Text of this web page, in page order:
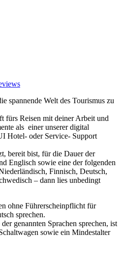
spannende Welt des Tourismus zu
fürs Reisen mit deiner Arbeit und
als einer unserer digital
Hotel- oder Service- Support
bereit bist, für die Dauer der
Englisch sowie eine der folgenden
Finnisch, Deutsch,
– dann lies unbedingt
ohne Führerscheinpflicht für
sprechen.
genannten Sprachen sprechen, ist
sowie ein Mindestalter